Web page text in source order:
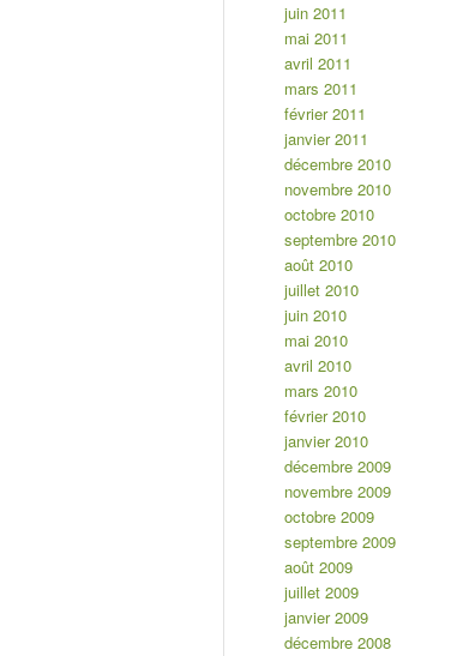
juin 2011
mai 2011
avril 2011
mars 2011
février 2011
janvier 2011
décembre 2010
novembre 2010
octobre 2010
septembre 2010
août 2010
juillet 2010
juin 2010
mai 2010
avril 2010
mars 2010
février 2010
janvier 2010
décembre 2009
novembre 2009
octobre 2009
septembre 2009
août 2009
juillet 2009
janvier 2009
décembre 2008